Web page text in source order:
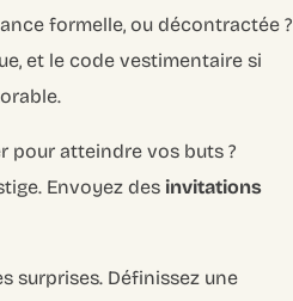
formelle, ou décontractée ?
et le code vestimentaire si
pour atteindre vos buts ?
Envoyez des invitations
surprises. Définissez une